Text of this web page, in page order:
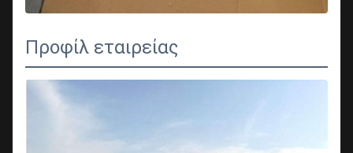
Προφίλ εταιρείας